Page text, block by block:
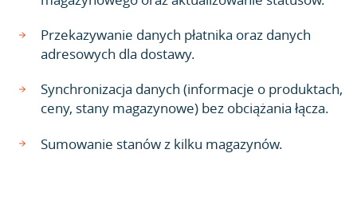
Przekazywanie danych płatnika oraz danych
adresowych dla dostawy.
Synchronizacja danych (informacje o produktach,
ceny, stany magazynowe) bez obciążania łącza.
Sumowanie stanów z kilku magazynów.